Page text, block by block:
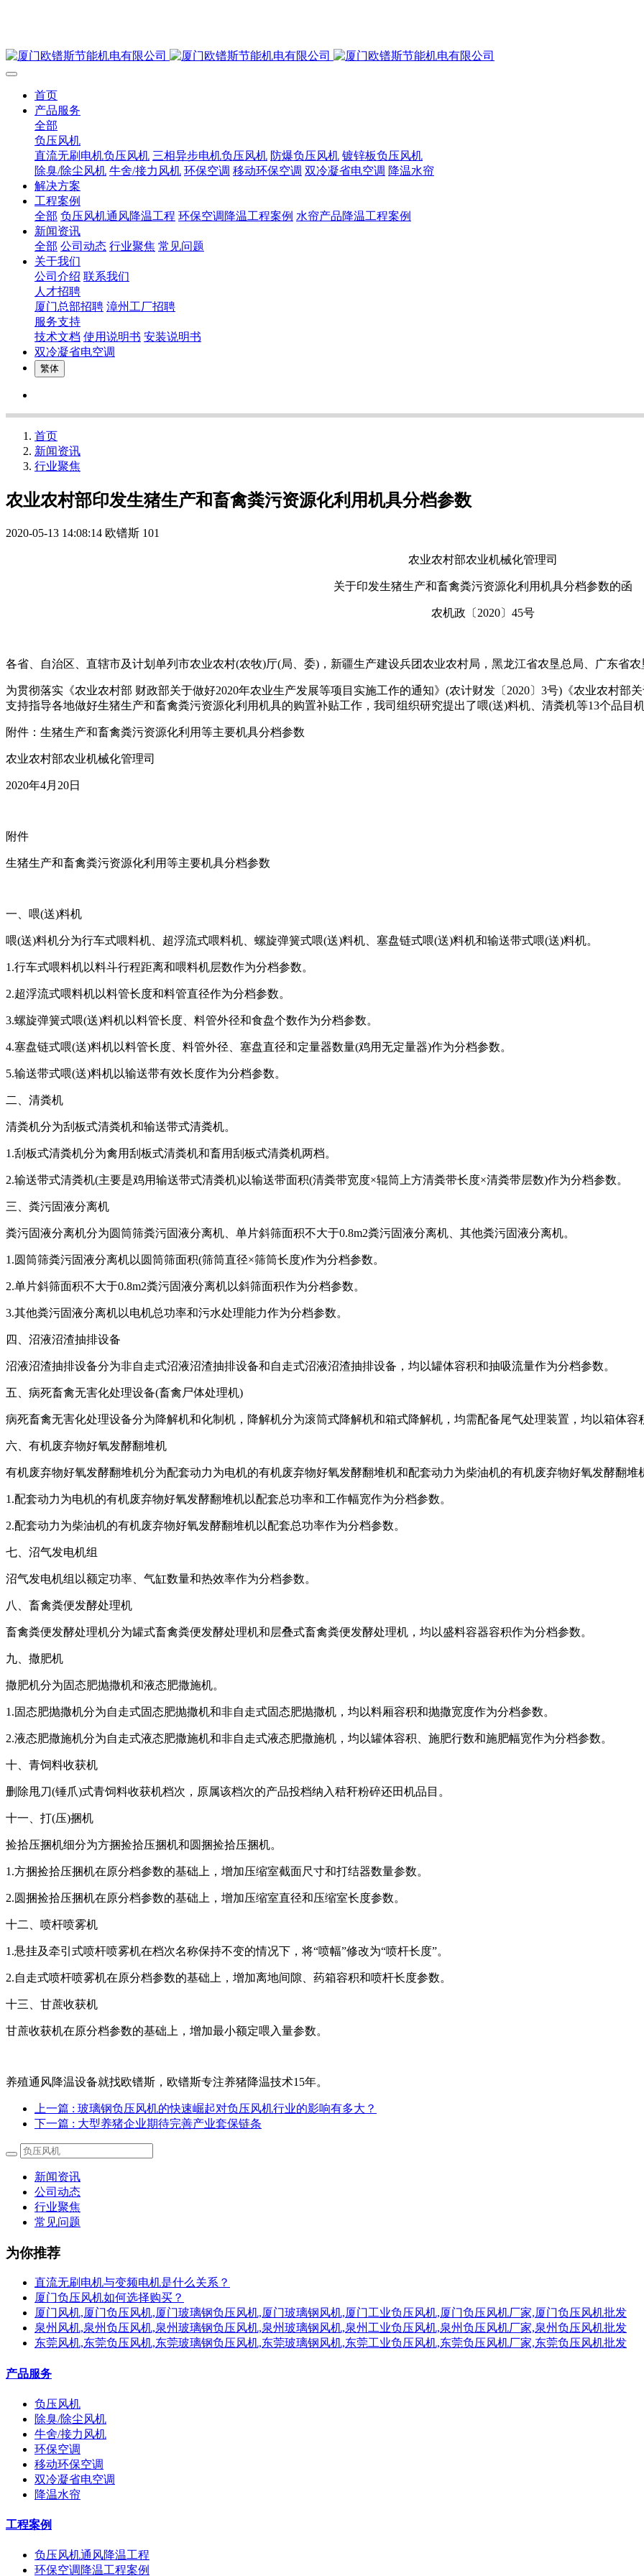
首页
产品服务
全部
负压风机
直流无刷电机负压风机 三相异步电机负压风机 防爆负压风机 镀锌板负压风机
除臭/除尘风机 牛舍/接力风机 环保空调 移动环保空调 双冷凝省电空调 降温水帘
解决方案
工程案例
全部 负压风机通风降温工程 环保空调降温工程案例 水帘产品降温工程案例
新闻资讯
全部 公司动态 行业聚焦 常见问题
关于我们
公司介绍 联系我们
人才招聘
厦门总部招聘 漳州工厂招聘
服务支持
技术文档 使用说明书 安装说明书
双冷凝省电空调
繁体
首页
新闻资讯
行业聚焦
农业农村部印发生猪生产和畜禽粪污资源化利用机具分档参数
2020-05-13 14:08:14 欧镨斯 101
农业农村部农业机械化管理司
关于印发生猪生产和畜禽粪污资源化利用机具分档参数的函
农机政〔2020〕45号
各省、自治区、直辖市及计划单列市农业农村(农牧)厅(局、委)，新疆生产建设兵团农业农村局，黑龙江省农垦总局、广东省农
为贯彻落实《农业农村部 财政部关于做好2020年农业生产发展等项目实施工作的通知》(农计财发〔2020〕3号)《农业农村部
支持指导各地做好生猪生产和畜禽粪污资源化利用机具的购置补贴工作，我司组织研究提出了喂(送)料机、清粪机等13个品目
附件：生猪生产和畜禽粪污资源化利用等主要机具分档参数
农业农村部农业机械化管理司
2020年4月20日
附件
生猪生产和畜禽粪污资源化利用等主要机具分档参数
一、喂(送)料机
喂(送)料机分为行车式喂料机、超浮流式喂料机、螺旋弹簧式喂(送)料机、塞盘链式喂(送)料机和输送带式喂(送)料机。
1.行车式喂料机以料斗行程距离和喂料机层数作为分档参数。
2.超浮流式喂料机以料管长度和料管直径作为分档参数。
3.螺旋弹簧式喂(送)料机以料管长度、料管外径和食盘个数作为分档参数。
4.塞盘链式喂(送)料机以料管长度、料管外径、塞盘直径和定量器数量(鸡用无定量器)作为分档参数。
5.输送带式喂(送)料机以输送带有效长度作为分档参数。
二、清粪机
清粪机分为刮板式清粪机和输送带式清粪机。
1.刮板式清粪机分为禽用刮板式清粪机和畜用刮板式清粪机两档。
2.输送带式清粪机(主要是鸡用输送带式清粪机)以输送带面积(清粪带宽度×辊筒上方清粪带长度×清粪带层数)作为分档参数。
三、粪污固液分离机
粪污固液分离机分为圆筒筛粪污固液分离机、单片斜筛面积不大于0.8m2粪污固液分离机、其他粪污固液分离机。
1.圆筒筛粪污固液分离机以圆筒筛面积(筛筒直径×筛筒长度)作为分档参数。
2.单片斜筛面积不大于0.8m2粪污固液分离机以斜筛面积作为分档参数。
3.其他粪污固液分离机以电机总功率和污水处理能力作为分档参数。
四、沼液沼渣抽排设备
沼液沼渣抽排设备分为非自走式沼液沼渣抽排设备和自走式沼液沼渣抽排设备，均以罐体容积和抽吸流量作为分档参数。
五、病死畜禽无害化处理设备(畜禽尸体处理机)
病死畜禽无害化处理设备分为降解机和化制机，降解机分为滚筒式降解机和箱式降解机，均需配备尾气处理装置，均以箱体容
六、有机废弃物好氧发酵翻堆机
有机废弃物好氧发酵翻堆机分为配套动力为电机的有机废弃物好氧发酵翻堆机和配套动力为柴油机的有机废弃物好氧发酵翻堆
1.配套动力为电机的有机废弃物好氧发酵翻堆机以配套总功率和工作幅宽作为分档参数。
2.配套动力为柴油机的有机废弃物好氧发酵翻堆机以配套总功率作为分档参数。
七、沼气发电机组
沼气发电机组以额定功率、气缸数量和热效率作为分档参数。
八、畜禽粪便发酵处理机
畜禽粪便发酵处理机分为罐式畜禽粪便发酵处理机和层叠式畜禽粪便发酵处理机，均以盛料容器容积作为分档参数。
九、撒肥机
撒肥机分为固态肥抛撒机和液态肥撒施机。
1.固态肥抛撒机分为自走式固态肥抛撒机和非自走式固态肥抛撒机，均以料厢容积和抛撒宽度作为分档参数。
2.液态肥撒施机分为自走式液态肥撒施机和非自走式液态肥撒施机，均以罐体容积、施肥行数和施肥幅宽作为分档参数。
十、青饲料收获机
删除甩刀(锤爪)式青饲料收获机档次，原属该档次的产品投档纳入秸秆粉碎还田机品目。
十一、打(压)捆机
捡拾压捆机细分为方捆捡拾压捆机和圆捆捡拾压捆机。
1.方捆捡拾压捆机在原分档参数的基础上，增加压缩室截面尺寸和打结器数量参数。
2.圆捆捡拾压捆机在原分档参数的基础上，增加压缩室直径和压缩室长度参数。
十二、喷杆喷雾机
1.悬挂及牵引式喷杆喷雾机在档次名称保持不变的情况下，将“喷幅”修改为“喷杆长度”。
2.自走式喷杆喷雾机在原分档参数的基础上，增加离地间隙、药箱容积和喷杆长度参数。
十三、甘蔗收获机
甘蔗收获机在原分档参数的基础上，增加最小额定喂入量参数。
养殖通风降温设备就找欧镨斯，欧镨斯专注养猪降温技术15年。
上一篇 : 玻璃钢负压风机的快速崛起对负压风机行业的影响有多大？
下一篇 : 大型养猪企业期待完善产业套保链条
新闻资讯
公司动态
行业聚焦
常见问题
为你推荐
直流无刷电机与变频电机是什么关系？
厦门负压风机如何选择购买？
厦门风机,厦门负压风机,厦门玻璃钢负压风机,厦门玻璃钢风机,厦门工业负压风机,厦门负压风机厂家,厦门负压风机批发
泉州风机,泉州负压风机,泉州玻璃钢负压风机,泉州玻璃钢风机,泉州工业负压风机,泉州负压风机厂家,泉州负压风机批发
东莞风机,东莞负压风机,东莞玻璃钢负压风机,东莞玻璃钢风机,东莞工业负压风机,东莞负压风机厂家,东莞负压风机批发
产品服务
负压风机
除臭/除尘风机
牛舍/接力风机
环保空调
移动环保空调
双冷凝省电空调
降温水帘
工程案例
负压风机通风降温工程
环保空调降温工程案例